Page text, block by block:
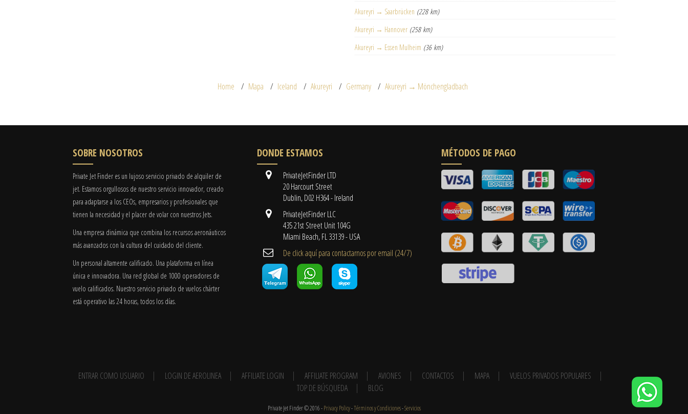
Akureyri → Saarbrücken (228 km)
Akureyri → Hannover (258 km)
Akureyri → Essen Mulheim (36 km)
Home Mapa Iceland Akureyri Germany Akureyri → Mönchengladbach
SOBRE NOSOTROS
Private Jet Finder es un lujoso servicio privado de alquiler de
jet. Estamos orgullosos de nuestro servicio innovador, creado
para adaptarse a los CEOs, empresarios y profesionales que
tienen la necesidad y el placer de volar con nuestros Jets.
Una empresa dinámica que combina los recursos aeronáuticos
más avanzados con la cultura del cuidado del cliente.
Un personal altamente calificado. Una plataforma en línea
única e innovadora. Una red global de 1000 operadores de
vuelo calificados. Nuestro servicio privado de vuelos chárter
está operativo las 24 horas, todos los días.
DONDE ESTAMOS
PrivateJetFinder LTD
20 Harcourt Street
Dublin, D02 H364 - Ireland
PrivateJetFinder LLC
435 21st Street Unit 104G
Miami Beach, FL 33139 - USA
De click aquí para contactarnos por email ​(24/7)
MÉTODOS DE PAGO
ENTRAR COMO USUARIO LOGIN DE AEROLINEA AFFILIATE LOGIN AFFILIATE PROGRAM AVIONES CONTACTOS MAPA
VUELOS PRIVADOS POPULARES
TOP DE BÚSQUEDA
BLOG
Private Jet Finder © 2016 -Privacy Policy-Términos y Condiciones-Servicios